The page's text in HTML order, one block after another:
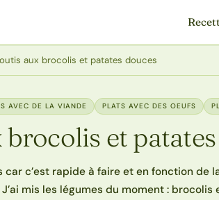
aux brocolis et patates douces
AVEC DE LA VIANDE PLATS AVEC DES OEUFS
et
car c’est rapide à faire et en fonction de
mis les légumes du moment :